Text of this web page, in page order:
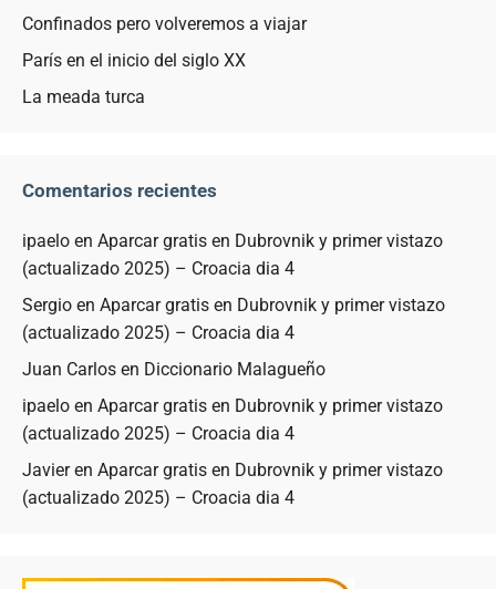
Confinados pero volveremos a viajar
París en el inicio del siglo XX
La meada turca
Comentarios recientes
ipaelo en Aparcar gratis en Dubrovnik y primer vistazo
(actualizado 2025) – Croacia dia 4
Sergio en Aparcar gratis en Dubrovnik y primer vistazo
(actualizado 2025) – Croacia dia 4
Juan Carlos en Diccionario Malagueño
ipaelo en Aparcar gratis en Dubrovnik y primer vistazo
(actualizado 2025) – Croacia dia 4
Javieren Aparcar gratis en Dubrovnik y primer vistazo
(actualizado 2025) – Croacia dia 4